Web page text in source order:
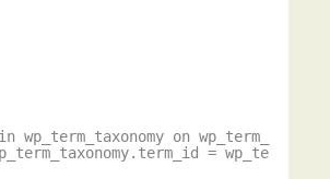
on wp_term_
= wp_te